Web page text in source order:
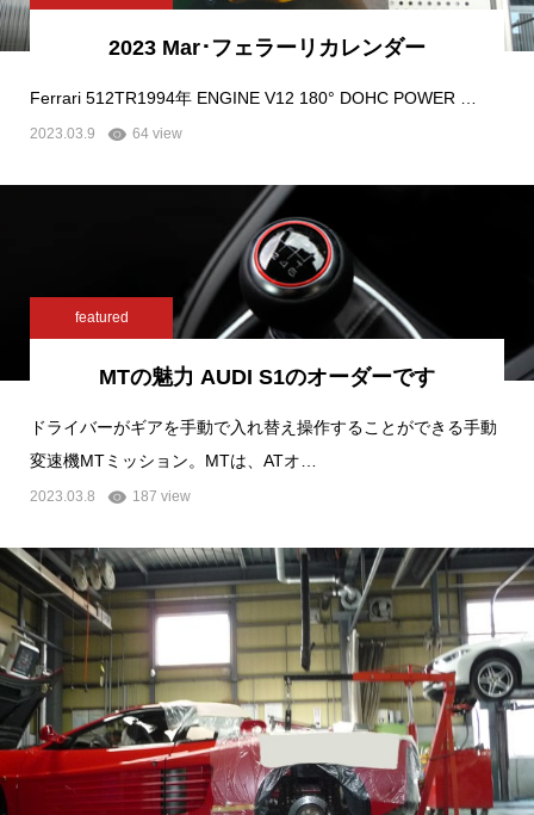
2023 Mar･フェラーリカレンダー
Ferrari 512TR1994年 ENGINE V12 180° DOHC POWER …
2023.03.9 64 view
featured
MTの魅力 AUDI S1のオーダーです
ドライバーがギアを手動で入れ替え操作することができる手動
変速機MTミッション。MTは、ATオ…
2023.03.8 187 view